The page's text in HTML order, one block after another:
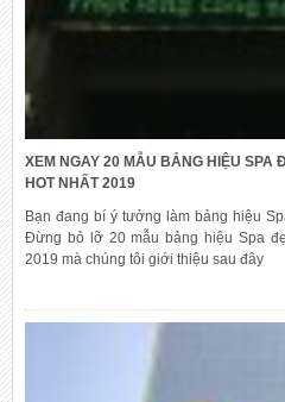
XEM NGAY 20 MẪU BẢNG HIỆU SPA
HOT NHẤT 2019
Bạn đang bí ý tưởng làm bảng hiệu
Đừng bỏ lỡ 20 mẫu bảng hiệu Spa
2019 mà chúng tôi giới thiệu sau đây